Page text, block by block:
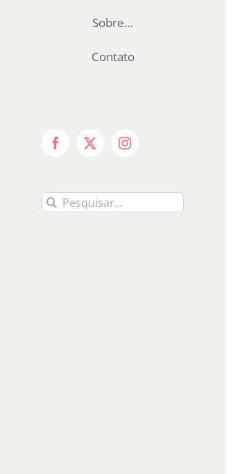
Sobre…
Contato
Facebook
X Instagram
Buscar